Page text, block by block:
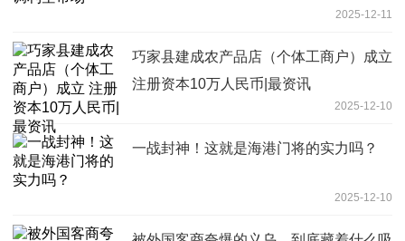
2025-12-11
巧家县建成农产品店（个体工商户）成立
注册资本10万人民币|最资讯
2025-12-10
一战封神！这就是海港门将的实力吗？
2025-12-10